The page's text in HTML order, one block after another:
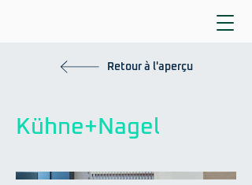
Retour à l'aperçu
Kühne+Nagel